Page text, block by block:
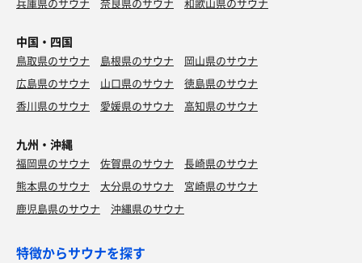
中国・四国
鳥取県のサウナ 島根県のサウナ
岡山県のサウナ
広島県のサウナ
山口県のサウナ
徳島県のサウナ
香川県のサウナ
愛媛県のサウナ 高知県のサウナ
九州・沖縄
福岡県のサウナ 佐賀県のサウナ
長崎県のサウナ
熊本県のサウナ
大分県のサウナ
宮崎県のサウナ
鹿児島県のサウナ
沖縄県のサウナ
特徴からサウナを探す